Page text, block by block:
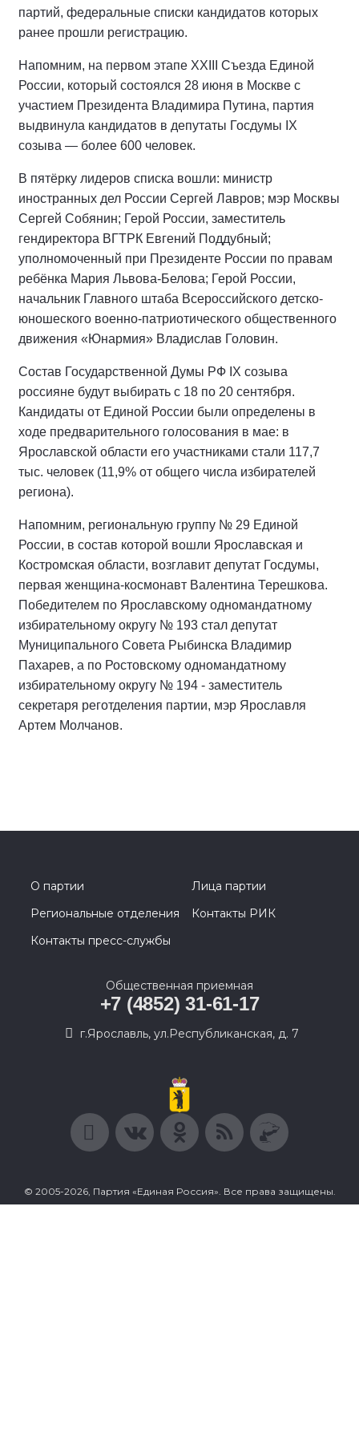
партий, федеральные списки кандидатов которых
ранее прошли регистрацию.
Напомним, на первом этапе XXIII Съезда Единой
России, который состоялся 28 июня в Москве с
участием Президента Владимира Путина, партия
выдвинула кандидатов в депутаты Госдумы IX
созыва — более 600 человек.
В пятёрку лидеров списка вошли: министр
иностранных дел России Сергей Лавров; мэр Москвы
Сергей Собянин; Герой России, заместитель
гендиректора ВГТРК Евгений Поддубный;
уполномоченный при Президенте России по правам
ребёнка Мария Львова-Белова; Герой России,
начальник Главного штаба Всероссийского детско-
юношеского военно-патриотического общественного
движения «Юнармия» Владислав Головин.
Состав Государственной Думы РФ IХ созыва
россияне будут выбирать с 18 по 20 сентября.
Кандидаты от Единой России были определены в
ходе предварительного голосования в мае: в
Ярославской области его участниками стали 117,7
тыс. человек (11,9% от общего числа избирателей
региона).
Напомним, региональную группу № 29 Единой
России, в состав которой вошли Ярославская и
Костромская области, возглавит депутат Госдумы,
первая женщина-космонавт Валентина Терешкова.
Победителем по Ярославскому одномандатному
избирательному округу № 193 стал депутат
Муниципального Совета Рыбинска Владимир
Пахарев, а по Ростовскому одномандатному
избирательному округу № 194 - заместитель
секретаря реготделения партии, мэр Ярославля
Артем Молчанов.
О партии
Лица партии
Региональные отделения
Контакты РИК
Контакты пресс-службы
Общественная приемная
+7 (4852) 31-61-17
г.Ярославль, ул.Республиканская, д. 7
© 2005-2026, Партия «Единая Россия». Все права защищены.